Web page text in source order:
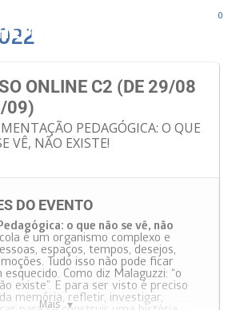
0
ONLINE C2 (DE 29/08
09)
PEDAGÓGICA: O QUE
VÊ, NÃO EXISTE!
Mais
DO EVENTO
o que não se vê, não
é um organismo complexo e
espaços, tempos, desejos,
Tudo isso não pode ficar
Como diz Malaguzzi: “o
existe”. E para ser visto é preciso
memória, refletir, investigar,